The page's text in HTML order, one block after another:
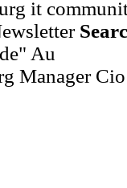
it
Au
Manager Cio